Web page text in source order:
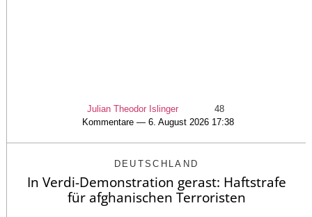
Julian Theodor Islinger
48
Kommentare — 6. August 2026 17:38
DEUTSCHLAND
In Verdi-Demonstration gerast: Haftstrafe
für afghanischen Terroristen